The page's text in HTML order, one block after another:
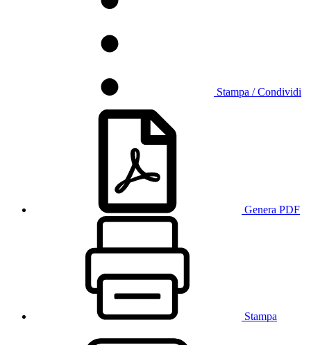
Stampa / Condividi
Genera PDF
Stampa